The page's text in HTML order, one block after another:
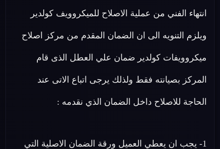
انتهاء الفني من عملية الاصلاح للميكروويف كولدير
ويلزم التنويه الى ان الضمان المقدم من مركز اصلاح
ميكروويفات كولدير ضمان علي العطل الذى قام
المركز بصيانته فقط ولذلك يرجى اتباع الاتى عند
الحاجة للاصلاح داخل الضمان الذي نقدمه :
1- يجب ان يعطي العميل ورقة الضمان الاصلية التي